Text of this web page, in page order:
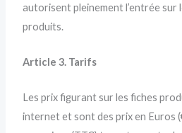
autorisent pleinement l’entrée
produits.
Article 3. Tarifs
Les prix figurant sur les fiches
internet et sont des prix en Euros